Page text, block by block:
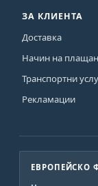
ЗА КЛИЕНТА
Доставка
Начин на
Транспортни
Рекламации
ЕВРОПЕЙСКО